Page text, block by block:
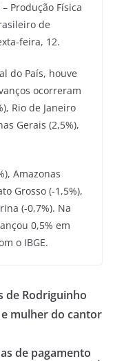
Produção Física
de
feira, 12.
do País, houve
ocorreram
Rio de Janeiro
Gerais (2,5%),
Amazonas
Grosso (-1,5%),
(-0,7%). Na
0,5% em
o IBGE.
de Rodriguinho
mulher do cantor
de pagamento